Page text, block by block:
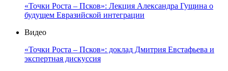
«Точки Роста – Псков»: Лекция Александра Гущина о
будущем Евразийской интеграции
Видео
«Точки Роста – Псков»: доклад Дмитрия Евстафьева и
экспертная дискуссия